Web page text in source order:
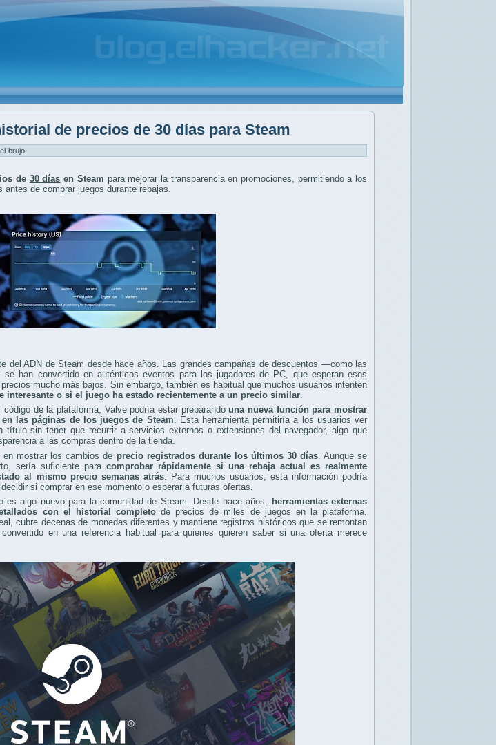
de precios de 30 días para Steam
brujo
de 30 días en Steam para mejorar la transparencia en promociones, permitiendo a los
de comprar juegos durante rebajas.
del ADN de Steam desde hace años. Las grandes campañas de descuentos —como las
han convertido en auténticos eventos para los jugadores de PC, que esperan esos
mucho más bajos. Sin embargo, también es habitual que muchos usuarios intenten
interesante o si el juego ha estado recientemente a un precio similar
de la plataforma, Valve podría estar preparandouna nueva función para mostrar
las páginas de los juegos de Steam. Esta herramienta permitiría a los usuarios ver
título sin tener que recurrir a servicios externos o extensiones del navegador, algo que
a las compras dentro de la tienda.
en mostrar los cambios de precio registrados durante los últimos 30 días. Aunque se
sería suficiente para comprobar rápidamente si una rebaja actual es realmente
al mismo precio semanas atrás. Para muchos usuarios, esta información podría
si comprar en ese momento o esperar a futuras ofertas.
es algo nuevo para la comunidad de Steam. Desde hace años,
herramientas externas
con el historial completode precios de miles de juegos en la plataforma.
cubre decenas de monedas diferentes y mantiene registros históricos que se remontan
en una referencia habitual para quienes quieren saber si una oferta merece